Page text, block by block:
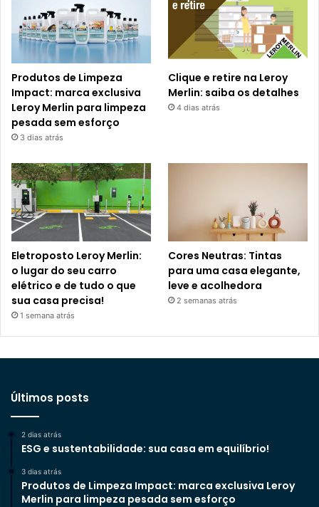
Produtos de Limpeza
Impact: marca exclusiva
Leroy Merlin para limpeza
pesada sem esforço
3 dias atrás
Clique e retire na Leroy
Merlin: saiba os detalhes
4 dias atrás
Eletroposto Leroy Merlin:
o lugar do seu carro
elétrico e de tudo o que
sua casa precisa!
1 semana atrás
Cores Neutras: Tintas
para uma casa elegante,
leve e acolhedora
2 semanas atrás
Últimos posts
2 dias atrás
ESG e sustentabilidade: sua casa em equilíbrio!
3 dias atrás
Produtos de Limpeza Impact: marca exclusiva Leroy
Merlin para limpeza pesada sem esforço